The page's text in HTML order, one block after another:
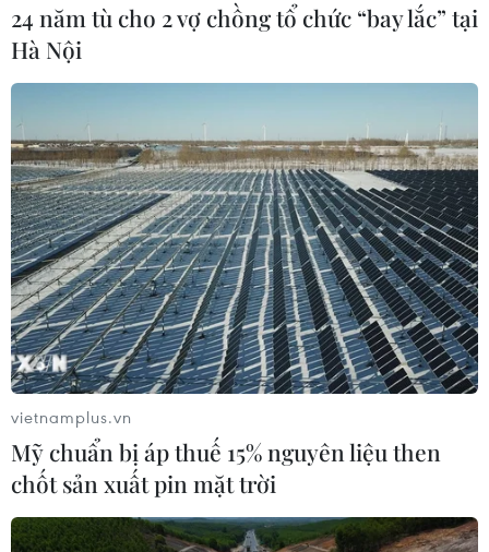
24 năm tù cho 2 vợ chồng tổ chức “bay lắc” tại
Hà Nội
vietnamplus.vn
Mỹ chuẩn bị áp thuế 15% nguyên liệu then
chốt sản xuất pin mặt trời